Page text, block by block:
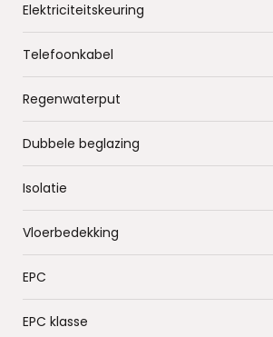
Elektriciteitskeuring
Telefoonkabel
Regenwaterput
Dubbele beglazing
Isolatie
Vloerbedekking
EPC
EPC klasse